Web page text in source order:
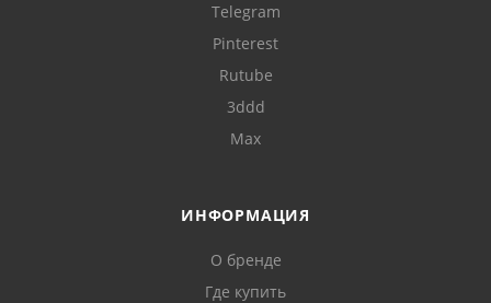
Telegram
Pinterest
Rutube
3ddd
Max
ИНФОРМАЦИЯ
О бренде
Где купить